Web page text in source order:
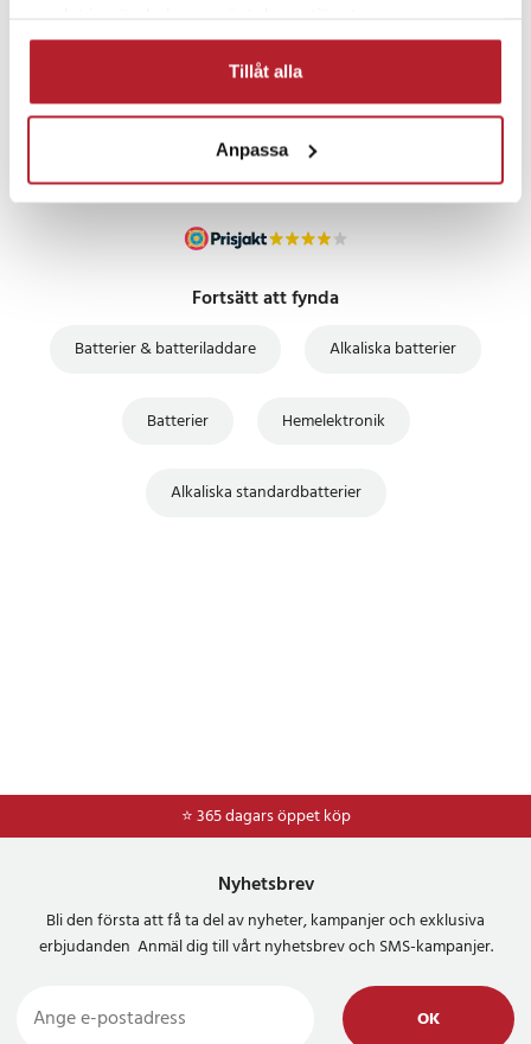
Tillåt alla
Anpassa
UTFÖRSÄLJNING
Fortsätt att fynda
Batterier & batteriladdare Alkaliska batterier
Batterier Hemelektronik
Alkaliska standardbatterier
⭐ 365 dagars öppet köp
Nyhetsbrev
Bli den första att få ta del av nyheter, kampanjer och exklusiva
erbjudanden Anmäl dig till vårt nyhetsbrev och SMS-kampanjer.
OK